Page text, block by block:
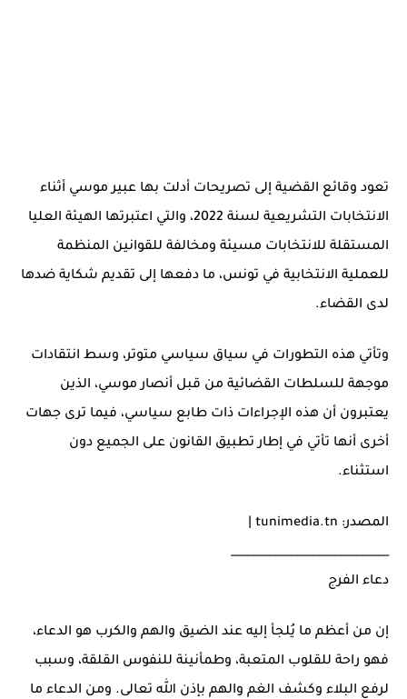
تعود وقائع القضية إلى تصريحات أدلت بها عبير موسي أثناء
الانتخابات التشريعية لسنة 2022، والتي اعتبرتها الهيئة العليا
المستقلة للانتخابات مسيئة ومخالفة للقوانين المنظمة
للعملية الانتخابية في تونس، ما دفعها إلى تقديم شكاية ضدها
لدى القضاء.
وتأتي هذه التطورات في سياق سياسي متوتر، وسط انتقادات
موجهة للسلطات القضائية من قبل أنصار موسي، الذين
يعتبرون أن هذه الإجراءات ذات طابع سياسي، فيما ترى جهات
أخرى أنها تأتي في إطار تطبيق القانون على الجميع دون
استثناء.
المصدر: tunimedia.tn |
_____________________________
دعاء الفرج
إن من أعظم ما يُلجأ إليه عند الضيق والهم والكرب هو الدعاء،
فهو راحة للقلوب المتعبة، وطمأنينة للنفوس القلقة، وسبب
لرفع البلاء وكشف الغم والهم بإذن الله تعالى. ومن الدعاء ما